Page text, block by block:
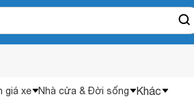
giá xe Nhà cửa & Đời sống Khác